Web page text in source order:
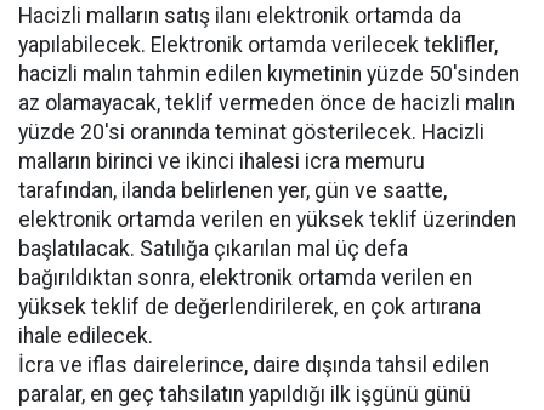
Hacizli malların satış ilanı elektronik ortamda da
yapılabilecek. Elektronik ortamda verilecek teklifler,
hacizli malın tahmin edilen kıymetinin yüzde 50'sinden
az olamayacak, teklif vermeden önce de hacizli malın
yüzde 20'si oranında teminat gösterilecek. Hacizli
malların birinci ve ikinci ihalesi icra memuru
tarafından, ilanda belirlenen yer, gün ve saatte,
elektronik ortamda verilen en yüksek teklif üzerinden
başlatılacak. Satılığa çıkarılan mal üç defa
bağırıldıktan sonra, elektronik ortamda verilen en
yüksek teklif de değerlendirilerek, en çok artırana
ihale edilecek.
İcra ve iflas dairelerince, daire dışında tahsil edilen
paralar, en geç tahsilatın yapıldığı ilk işgünü günü